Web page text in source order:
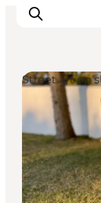
Reisemål
Aktiviteter
Planlegg
Street art og